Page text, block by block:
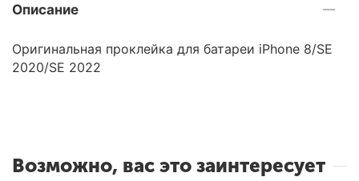
Описание
Оригинальная проклейка для батареи iPhone 8/SE
2020/SE 2022
Возможно, вас это заинтересует